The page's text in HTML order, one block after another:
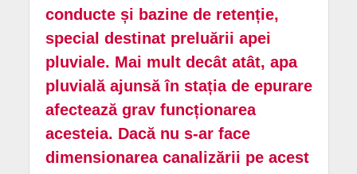
conducte și bazine de retenție,
special destinat preluării apei
pluviale. Mai mult decât atât, apa
pluvială ajunsă în stația de epurare
afectează grav funcționarea
acesteia. Dacă nu s-ar face
dimensionarea canalizării pe acest